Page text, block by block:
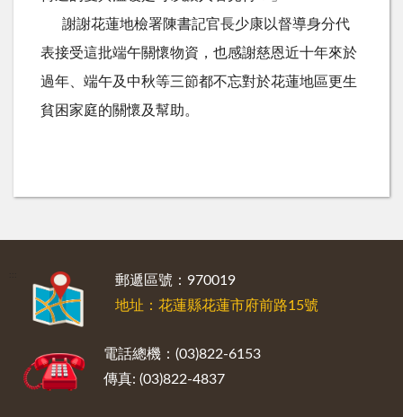
謝謝花蓮地檢署陳書記官長少康以督導身分代
表接受這批端午關懷物資，也感謝慈恩近十年來於
過年、端午及中秋等三節都不忘對於花蓮地區更生
貧困家庭的關懷及幫助。
郵遞區號：970019
地址：花蓮縣花蓮市府前路15號
電話總機：(03)822-6153
傳真: (03)822-4837